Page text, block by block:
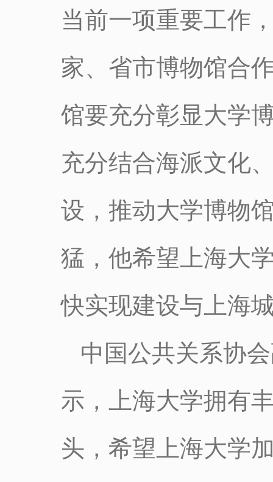
当前一项重要工作
家、省市博物馆合
馆要充分彰显大学
充分结合海派文化
设，推动大学博物
猛，他希望上海大
快实现建设与上海
中国公共关系协
示，上海大学拥有
头，希望上海大学